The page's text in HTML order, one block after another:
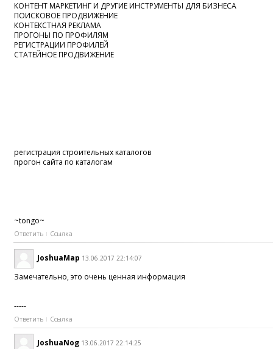
КОНТЕНТ МАРКЕТИНГ И ДРУГИЕ ИНСТРУМЕНТЫ ДЛЯ БИЗНЕСА
ПОИСКОВОЕ ПРОДВИЖЕНИЕ
КОНТЕКСТНАЯ РЕКЛАМА
ПРОГОНЫ ПО ПРОФИЛЯМ
РЕГИСТРАЦИИ ПРОФИЛЕЙ
СТАТЕЙНОЕ ПРОДВИЖЕНИЕ
регистрация строительных каталогов
прогон сайта по каталогам
~tongo~
Ответить Ссылка
JoshuaMap 13.06.2017 22:14:07
Замечательно, это очень ценная информация
-----
Ответить Ссылка
JoshuaNog 13.06.2017 22:14:25